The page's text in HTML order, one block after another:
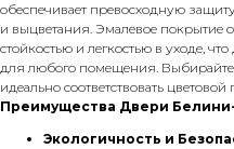
обеспечивает превосходную
и выцветания. Эмалевое покрытие
стойкостью и легкостью в уходе,
для любого помещения.
идеально соответствовать
Преимущества Двери
Экологичность и